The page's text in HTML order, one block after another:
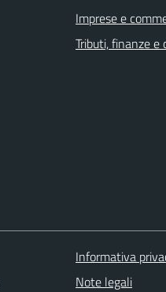
Imprese e
Tributi, finanze
Informativa
Note legali